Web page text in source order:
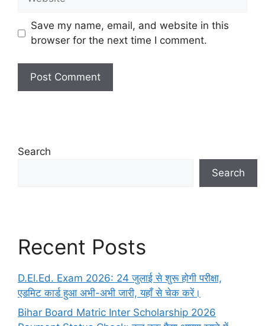
Save my name, email, and website in this
browser for the next time I comment.
Search
Search
Recent Posts
D.El.Ed. Exam 2026: 24 जुलाई से शुरू होगी परीक्षा,
एडमिट कार्ड हुआ अभी-अभी जारी, यहाँ से चेक करें।
Bihar Board Matric Inter Scholarship 2026